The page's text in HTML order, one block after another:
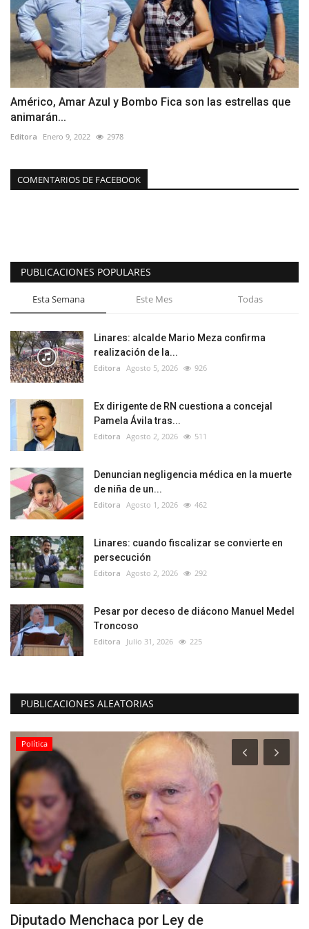
Américo, Amar Azul y Bombo Fica son las estrellas que
animarán...
Editora Enero 9, 2022 2978
COMENTARIOS DE FACEBOOK
PUBLICACIONES POPULARES
Esta Semana Este Mes Todas
Linares: alcalde Mario Meza confirma
realización de la...
Editora Agosto 5, 2026 926
Ex dirigente de RN cuestiona a concejal
Pamela Ávila tras...
Editora Agosto 2, 2026 511
Denuncian negligencia médica en la muerte
de niña de un...
Editora Agosto 1, 2026 462
Linares: cuando fiscalizar se convierte en
persecución
Editora Agosto 2, 2026 292
Pesar por deceso de diácono Manuel Medel
Troncoso
Editora Julio 31, 2026 225
PUBLICACIONES ALEATORIAS
Política
Diputado Menchaca por Ley de